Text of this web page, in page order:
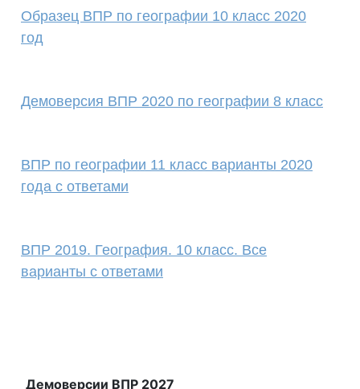
Образец ВПР по географии 10 класс 2020
год
Демоверсия ВПР 2020 по географии 8 класс
ВПР по географии 11 класс варианты 2020
года с ответами
ВПР 2019. География. 10 класс. Все
варианты с ответами
Демоверсии ВПР 2027